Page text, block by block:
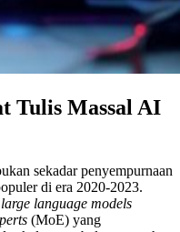
Tulis Massal AI
sekadar penyempurnaan
di era 2020-2023.
large language models
(MoE) yang